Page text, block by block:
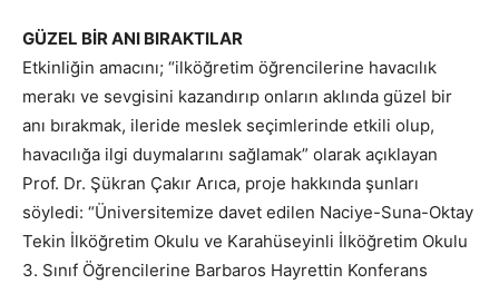
GÜZEL BİR ANI BIRAKTILAR
Etkinliğin amacını; “ilköğretim öğrencilerine havacılık
merakı ve sevgisini kazandırıp onların aklında güzel bir
anı bırakmak, ileride meslek seçimlerinde etkili olup,
havacılığa ilgi duymalarını sağlamak” olarak açıklayan
Prof. Dr. Şükran Çakır Arıca, proje hakkında şunları
söyledi: “Üniversitemize davet edilen Naciye-Suna-Oktay
Tekin İlköğretim Okulu ve Karahüseyinli İlköğretim Okulu
3. Sınıf Öğrencilerine Barbaros Hayrettin Konferans